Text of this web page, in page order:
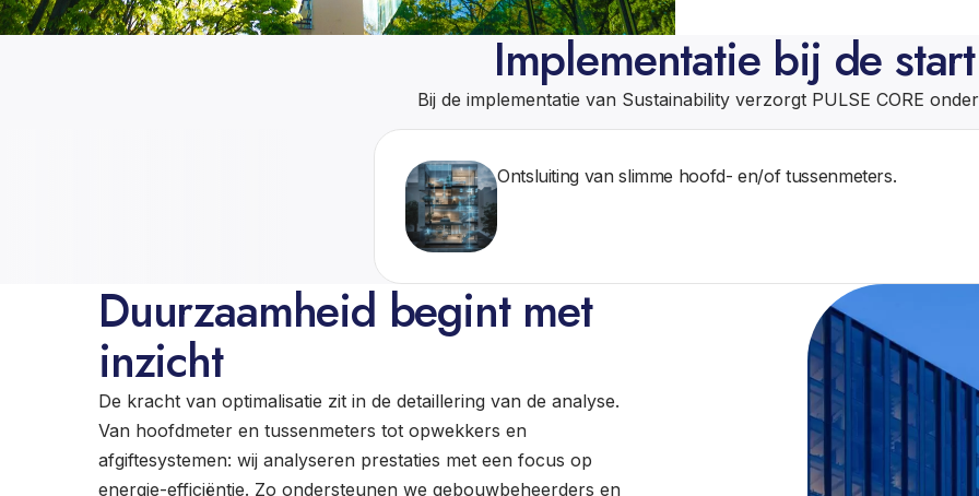
Implementatie bij de start
Bij de implementatie van Sustainability verzorgt PULSE CORE
Ontsluiting van slimme hoofd- en/of tussenmeters.
Duurzaamheid begint met
inzicht
De kracht van optimalisatie zit in de detaillering van de analyse.
Van hoofdmeter en tussenmeters tot opwekkers en
afgiftesystemen: wij analyseren prestaties met een focus op
energie-efficiëntie. Zo ondersteunen we gebouwbeheerders en